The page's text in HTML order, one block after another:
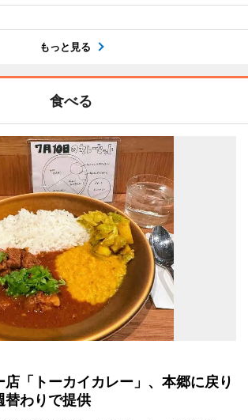
もっと見る
食べる
店「トーカイカレー」、本郷に戻り
わりで提供